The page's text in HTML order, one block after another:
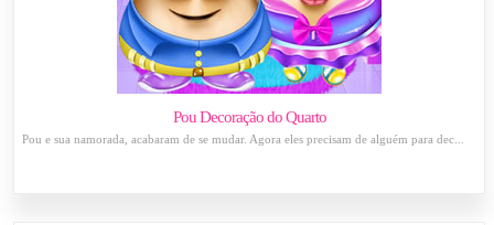
Pou Decoração do Quarto
Pou e sua namorada, acabaram de se mudar. Agora eles precisam de alguém para dec...